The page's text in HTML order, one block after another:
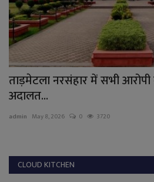
ताड़मेटला नरसंहार में सभी
अदालत...
admin May 8, 2026 0 3720
CLOUD KITCHEN